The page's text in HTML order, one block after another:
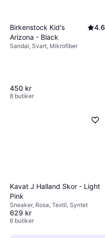
Birkenstock Kid's
Arizona - Black
4.6
Sandal, Svart, Mikrofiber
450 kr
8 butiker
Kavat J Halland Skor - Light
Pink
Sneaker, Rosa, Textil, Syntet
629 kr
6 butiker